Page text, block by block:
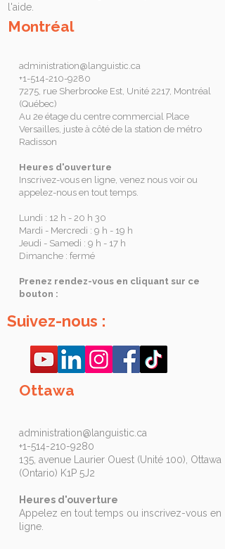
l'aide.
Montréal
administration@languistic.ca
+1-514-210-9280
7275, rue Sherbrooke Est, Unité 2217, Montréal
(Québec)
Au 2e étage du centre commercial Place
Versailles, juste à côté de la station de métro
Radisson
Heures d'ouverture
Inscrivez-vous en ligne, venez nous voir ou
appelez-nous en tout temps.
Lundi : 12 h - 20 h 30
Mardi - Mercredi : 9 h - 19 h
Jeudi - Samedi : 9 h - 17 h
Dimanche : fermé
Prenez rendez-vous en cliquant sur ce
bouton :
Suivez-nous :
Ottawa
administration@languistic.ca
+1-514-210-9280
135, avenue Laurier Ouest (Unité 100), Ottawa
(Ontario) K1P 5J2
Heures d'ouverture
Appelez en tout temps ou inscrivez-vous en
ligne.